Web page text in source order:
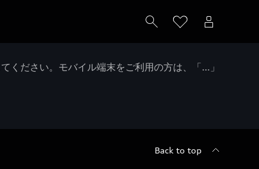
ください。モバイル端末をご利用の方は、「…」
Back to top